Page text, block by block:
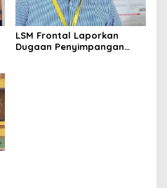
LSM Frontal Laporkan
Dugaan Penyimpangan